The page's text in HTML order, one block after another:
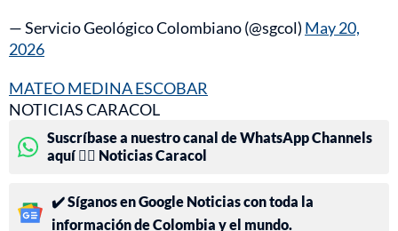
— Servicio Geológico Colombiano (@sgcol) May 20,
2026
MATEO MEDINA ESCOBAR
NOTICIAS CARACOL
Suscríbase a nuestro canal de WhatsApp Channels
aquí 👉🏻 Noticias Caracol
✔️ Síganos en Google Noticias con toda la
información de Colombia y el mundo.